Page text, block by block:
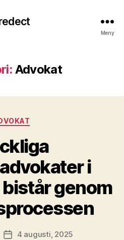
Meny
Advokat
Kategorier
i
genom
Inläggsdatum
4 augusti, 2025